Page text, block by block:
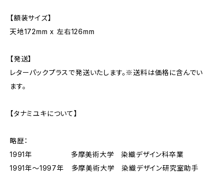
【額装サイズ】
天地172mm x 左右126mm
【発送】
レターパックプラスで発送いたします。※送料は価格に含んでい
ます。
【タナミユキについて】
略歴：
1991年 多摩美術大学 染織デザイン科卒業
1991年〜1997年 多摩美術大学 染織デザイン研究室助手